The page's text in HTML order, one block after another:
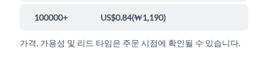
100000+ US$0.84(₩1,190)
가격, 가용성 및 리드 타임은 주문 시점에 확인될 수 있습니다.